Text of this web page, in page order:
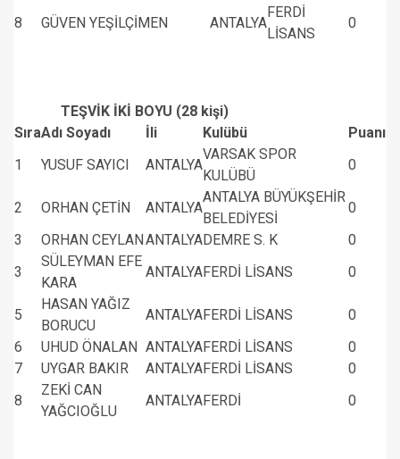
8 GÜVEN YEŞİLÇİMEN ANTALYA
FERDİ
LİSANS
0
TEŞVİK İKİ BOYU (28 kişi)
SıraAdı Soyadı İli Kulübü
Puanı
1
YUSUF SAYICI ANTALYA
VARSAK SPOR
KULÜBÜ
0
2 ORHAN ÇETİN ANTALYA
ANTALYA BÜYÜKŞEHİR
BELEDİYESİ
0
3
ORHAN CEYLANANTALYADEMRE S. K
0
3
SÜLEYMAN EFE
KARA
ANTALYAFERDİ LİSANS 0
5
HASAN YAĞIZ
BORUCU
ANTALYAFERDİ LİSANS
0
6
UHUD ÖNALAN ANTALYAFERDİ LİSANS
0
7
UYGAR BAKIR ANTALYAFERDİ LİSANS
0
8
ZEKİ CAN
YAĞCIOĞLU
ANTALYAFERDİ 0